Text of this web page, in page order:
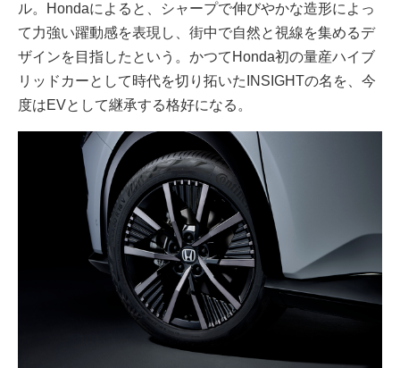
ル。Hondaによると、シャープで伸びやかな造形によっ
て力強い躍動感を表現し、街中で自然と視線を集めるデ
ザインを目指したという。かつてHonda初の量産ハイブ
リッドカーとして時代を切り拓いたINSIGHTの名を、今
度はEVとして継承する格好になる。